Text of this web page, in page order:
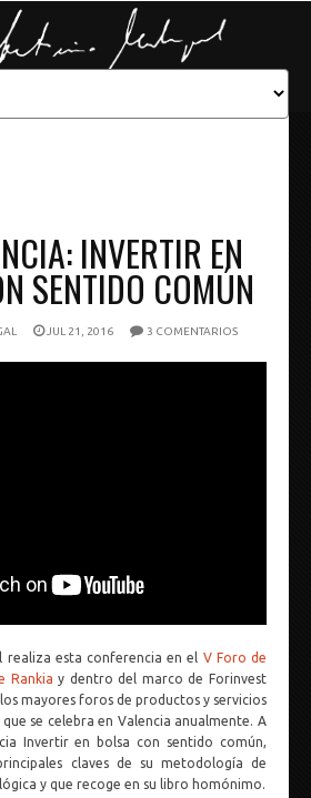
INVERTIR EN
SENTIDO COMÚN
JUL 21, 2016 3 COMENTARIOS
realiza esta conferencia en el V Foro de
Rankia y dentro del marco de Forinvest
mayores foros de productos y servicios
se celebra en Valencia anualmente. A
Invertir en bolsa con sentido común,
claves de su metodología de
y que recoge en su libro homónimo.